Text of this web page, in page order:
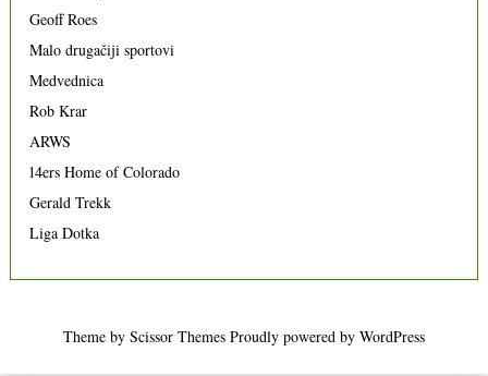
Geoff Roes
Malo drugačiji sportovi
Medvednica
Rob Krar
ARWS
14ers Home of Colorado
Gerald Trekk
Liga Dotka
Theme by Scissor Themes Proudly powered by WordPress